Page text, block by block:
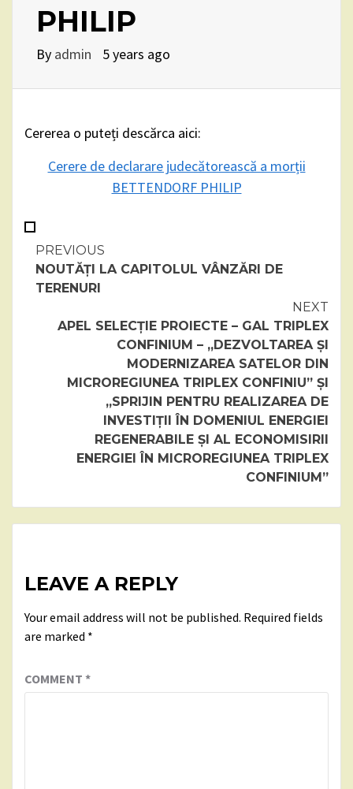
PHILIP
By admin 5 years ago
Cererea o puteți descărca aici:
Cerere de declarare judecătorească a morții
BETTENDORF PHILIP
Continue
Reading
PREVIOUS
NOUTĂȚI LA CAPITOLUL VÂNZĂRI DE
TERENURI
NEXT
APEL SELECȚIE PROIECTE – GAL TRIPLEX
CONFINIUM – „DEZVOLTAREA ȘI
MODERNIZAREA SATELOR DIN
MICROREGIUNEA TRIPLEX CONFINIU” ȘI
„SPRIJIN PENTRU REALIZAREA DE
INVESTIȚII ÎN DOMENIUL ENERGIEI
REGENERABILE ȘI AL ECONOMISIRII
ENERGIEI ÎN MICROREGIUNEA TRIPLEX
CONFINIUM”
LEAVE A REPLY
Your email address will not be published. Required fields
are marked *
COMMENT *